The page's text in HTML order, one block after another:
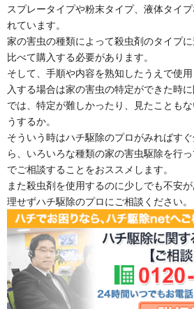
スプレータイプや粉末タイプ、液体タイ
れています。
家の害虫の種類によって殺虫剤のタイプ
比べて購入する必要があります。
そして、手順や内容を熟知したうえで使
入する場合は家の害虫の特定ができた時に
では、特定が難しかったり、見たことも
うするか。
そういう時はハチ駆除のプロがみればす
ら、いろいろな種類の家の害虫駆除を行
でご相談することをおススメします。
また殺虫剤を使用するのに少しでも不安
理せずハチ駆除のプロにご相談ください。